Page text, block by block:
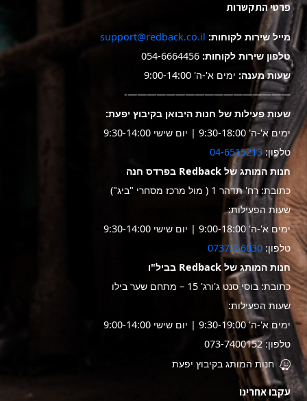
פרטי התקשרות
מייל שירות לקוחות: support@redback.co.il
טלפון שירות לקוחות: 054-6664456
שעות מענה: ימים א'-ה' 9:00-14:00
—————————————————-
שעות פעילות של חנות היבואן בקיבוץ יפעת:
ימים א'-ה' 9:30-18:00 | יום שישי 9:30-14:00
טלפון: 04-6515213
חנות המותג של Redback בפרדס חנה
כתובת: רח' תדהר 1 ( מול מרכז מסחרי "ביג")
שעות הפעילות:
ימים א'-ה' 9:00-18:00 | יום שישי 9:30-14:00
טלפון: 0737256030
חנות המותג של Redback בביל"ו
כתובת: בוסי סנט ג'ורג' 15 – מתחם שער בילו
שעות הפעילות:
ימים א'-ה' 9:30-19:00 | יום שישי 9:00-14:00
טלפון: 073-7400152
חנות המותג בקיבוץ יפעת
עקבו אחרינו